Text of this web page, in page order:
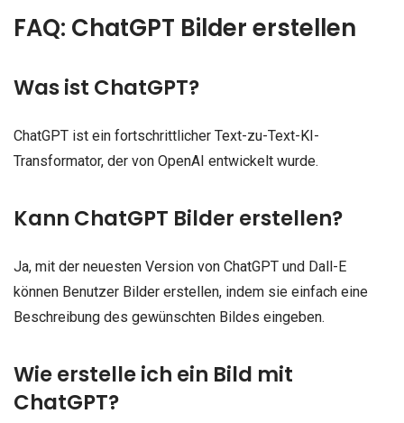
FAQ: ChatGPT Bilder erstellen
Was ist ChatGPT?
ChatGPT ist ein fortschrittlicher Text-zu-Text-KI-
Transformator, der von OpenAI entwickelt wurde.
Kann ChatGPT Bilder erstellen?
Ja, mit der neuesten Version von ChatGPT und Dall-E
können Benutzer Bilder erstellen, indem sie einfach eine
Beschreibung des gewünschten Bildes eingeben.
Wie erstelle ich ein Bild mit
ChatGPT?